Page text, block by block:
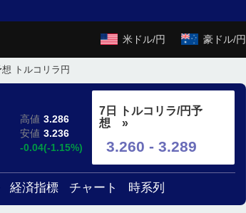
米ドル/円 豪ドル/円
トルコリラ円
高値 3.286
安値 3.236
-0.04(-1.15%)
7日 トルコリラ/円予
想 »
3.260 - 3.289
経済指標 チャート 時系列